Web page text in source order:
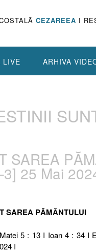
CEZAREEA I
LIVE ARHIVA
SAREA
25 Mai
SAREA PĂMÂNTULUI
5 : 13 I Ioan 4 : 34 I
I